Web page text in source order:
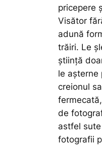
pricepere
Visător
adună
trăiri. Le
știință
le așterne
creionul
de
astfel
fotografii